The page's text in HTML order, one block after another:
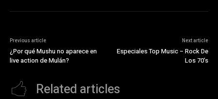
Previous article
¿Por qué Mushu no aparece en
live action de Mulán?
Next article
Especiales Top Music – Rock De
Los 70’s
Related articles